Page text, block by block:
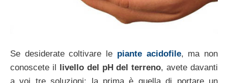
Se desiderate coltivare le piante acidofile, ma non
conoscete il livello del pH del terreno, avete davanti
a voi tre soluzioni: la prima è quella di portare un